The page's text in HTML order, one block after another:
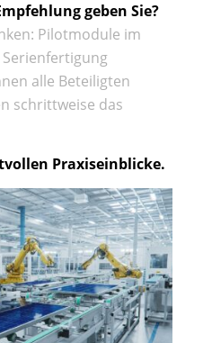
geben Sie?
Pilotmodule im
alle Beteiligten
schrittweise das
Praxiseinblicke.